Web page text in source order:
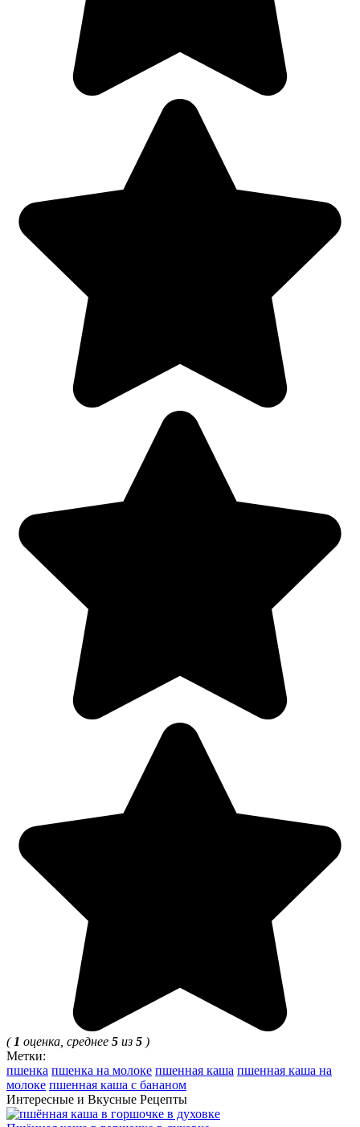
( 1 оценка, среднее 5 из 5 )
Метки:
пшенка пшенка на молоке пшенная каша пшенная каша на
молоке пшенная каша с бананом
Интересные и Вкусные Рецепты